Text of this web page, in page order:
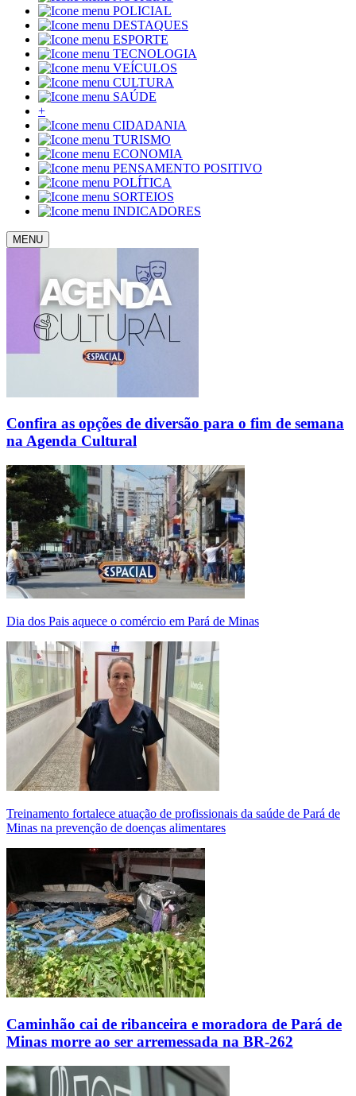
POLICIAL
DESTAQUES
ESPORTE
TECNOLOGIA
VEÍCULOS
CULTURA
SAÚDE
+
CIDADANIA
TURISMO
ECONOMIA
PENSAMENTO POSITIVO
POLÍTICA
SORTEIOS
INDICADORES
MENU
Confira as opções de diversão para o fim de semana
na Agenda Cultural
Dia dos Pais aquece o comércio em Pará de Minas
Treinamento fortalece atuação de profissionais da saúde de Pará de
Minas na prevenção de doenças alimentares
Caminhão cai de ribanceira e moradora de Pará de
Minas morre ao ser arremessada na BR-262